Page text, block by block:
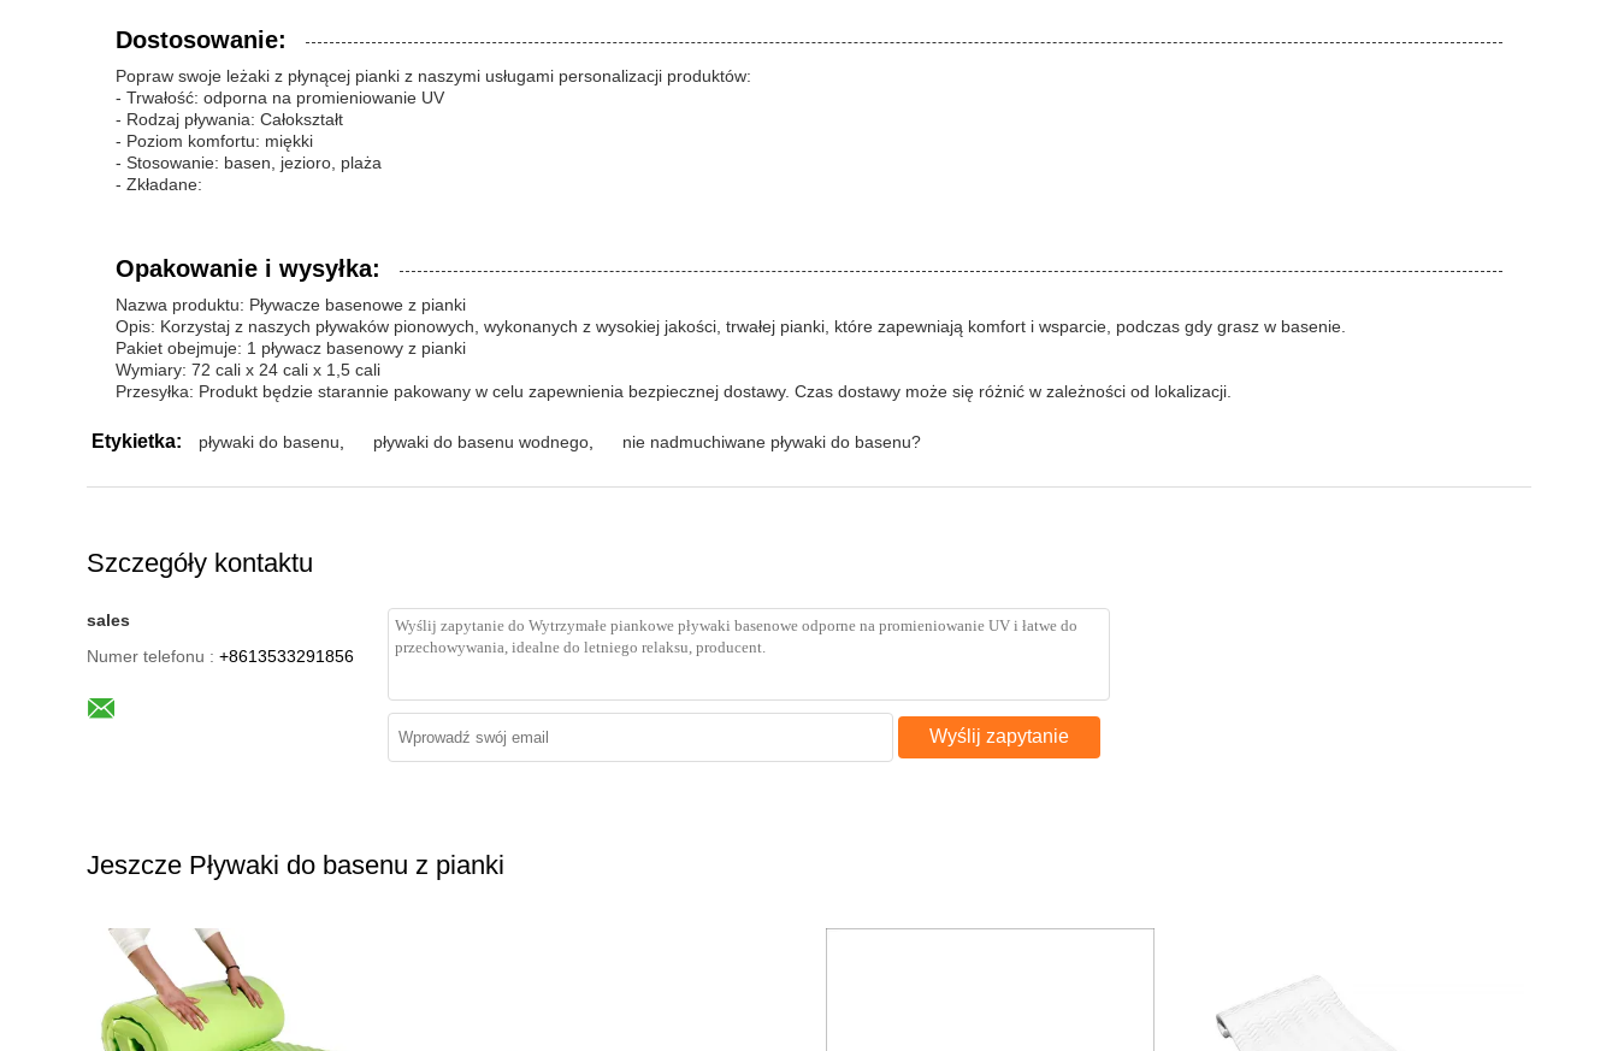
Dostosowanie:
Popraw swoje leżaki z płynącej pianki z naszymi usługami personalizacji produktów:
- Trwałość: odporna na promieniowanie UV
- Rodzaj pływania: Całokształt
- Poziom komfortu: miękki
- Stosowanie: basen, jezioro, plaża
- Zkładane:
Opakowanie i wysyłka:
Nazwa produktu: Pływacze basenowe z pianki
Opis: Korzystaj z naszych pływaków pionowych, wykonanych z wysokiej jakości, trwałej pianki, które zapewniają komfort i wsparcie, podczas gdy grasz w basenie.
Pakiet obejmuje: 1 pływacz basenowy z pianki
Wymiary: 72 cali x 24 cali x 1,5 cali
Przesyłka: Produkt będzie starannie pakowany w celu zapewnienia bezpiecznej dostawy. Czas dostawy może się różnić w zależności od lokalizacji.
Etykietka: pływaki do basenu pływaki do basenu wodnego nie nadmuchiwane pływaki do basenu?
Szczegóły kontaktu
sales
Numer telefonu : +8613533291856
Wyślij zapytanie
Jeszcze Pływaki do basenu z pianki